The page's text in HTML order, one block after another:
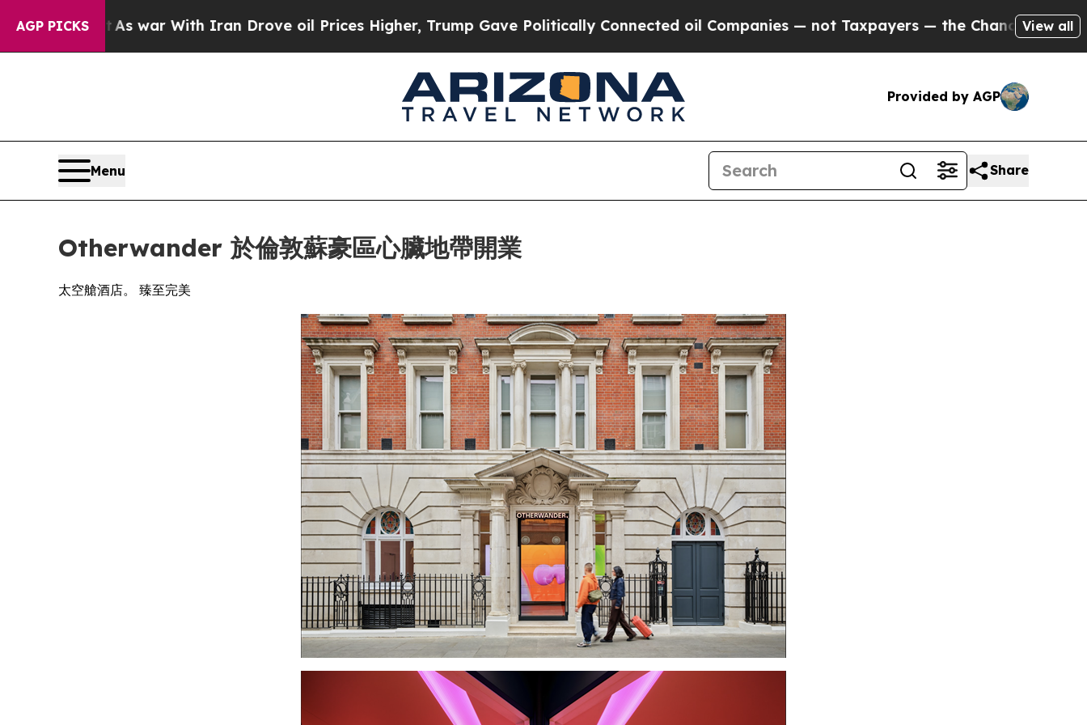
AGP PICKS
war With Iran Drove oil Prices Higher, Trump Gave Politically Connected oil Companies — not Taxpayers — the Chance to Cash in on Publicly
View all
Provided by AGP
Menu Share
Otherwander 於倫敦蘇豪區心臟地帶開業
太空艙酒店。 臻至完美